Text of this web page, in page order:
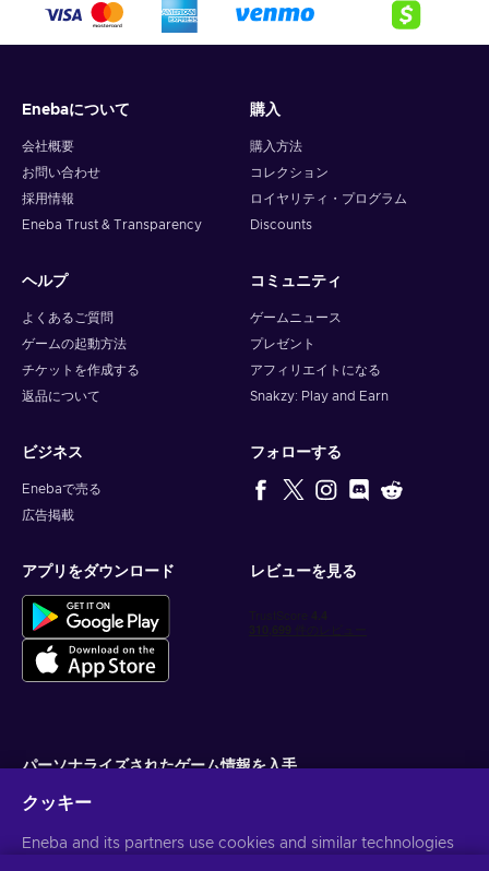
Enebaについて
会社概要
お問い合わせ
採用情報
Eneba Trust & Transparency
購入
購入方法
コレクション
ロイヤリティ・プログラム
Discounts
ヘルプ
よくあるご質問
ゲームの起動方法
チケットを作成する
返品について
コミュニティ
ゲームニュース
プレゼント
アフィリエイトになる
Snakzy: Play and Earn
ビジネス
Enebaで売る
広告掲載
フォローする
アプリをダウンロード レビューを見る
パーソナライズされたゲーム情報を入手
配信停止はいつでも可能です。詳しくは個人情報保護方針をご覧くださ
クッキー
Eneba and its partners use cookies and similar technologies